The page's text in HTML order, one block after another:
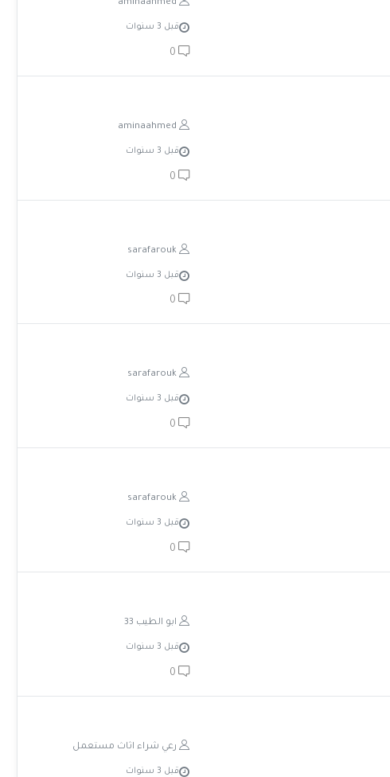
aminaahmed
قبل 3 سنوات
0
aminaahmed
قبل 3 سنوات
0
sarafarouk
قبل 3 سنوات
0
sarafarouk
قبل 3 سنوات
0
sarafarouk
قبل 3 سنوات
0
ابو الطيب 33
قبل 3 سنوات
0
رعي شراء اثاث مستعمل
قبل 3 سنوات